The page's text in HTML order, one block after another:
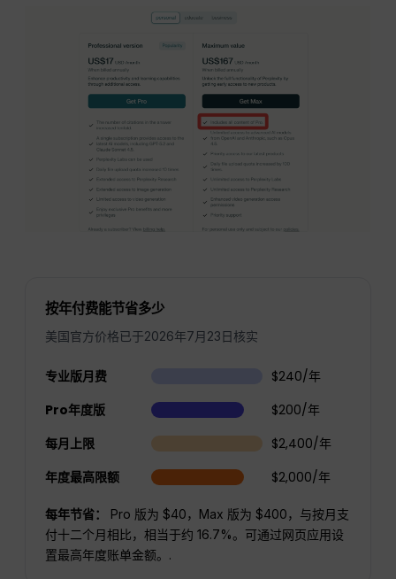
按年付费能节省多少
美国官方价格已于2026年7月23日核实
专业版月费
$240/年
Pro年度版
$200/年
每月上限
$2,400/年
年度最高限额
$2,000/年
每年节省：
Pro 版为 $40，Max 版为 $400，与按月支
付十二个月相比，相当于约 16.7%。可通过网页应用设
置最高年度账单金额。.